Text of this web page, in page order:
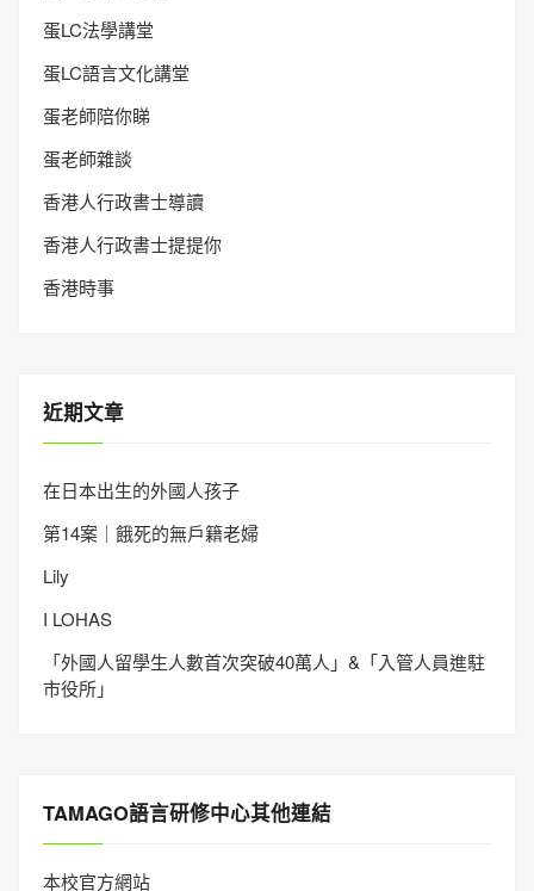
蛋LC法學講堂
蛋LC語言文化講堂
蛋老師陪你睇
蛋老師雜談
香港人行政書士導讀
香港人行政書士提提你
香港時事
近期文章
在日本出生的外國人孩子
第14案｜餓死的無戶籍老婦
Lily
I LOHAS
「外國人留學生人數首次突破40萬人」&「入管人員進駐
市役所」
TAMAGO語言研修中心其他連結
本校官方網站